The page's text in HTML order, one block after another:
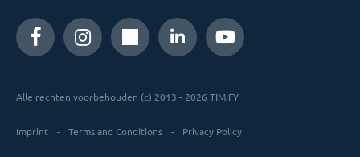
Alle rechten voorbehouden (c) 2013 - 2026 TIMIFY
Imprint Terms and Conditions Privacy Policy